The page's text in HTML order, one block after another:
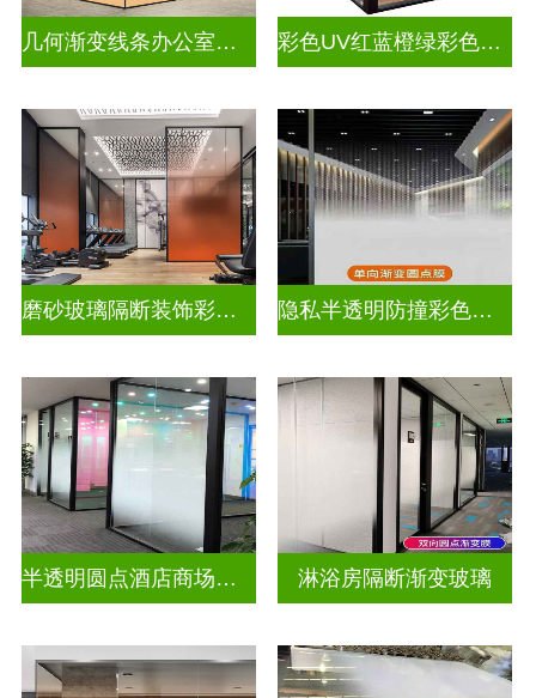
几何渐变线条办公室彩色渐变玻璃 彩色UV红蓝橙绿彩色渐变玻璃
磨砂玻璃隔断装饰彩色渐变玻璃 隐私半透明防撞彩色渐变玻璃
半透明圆点酒店商场渐变装饰玻璃 淋浴房隔断渐变玻璃